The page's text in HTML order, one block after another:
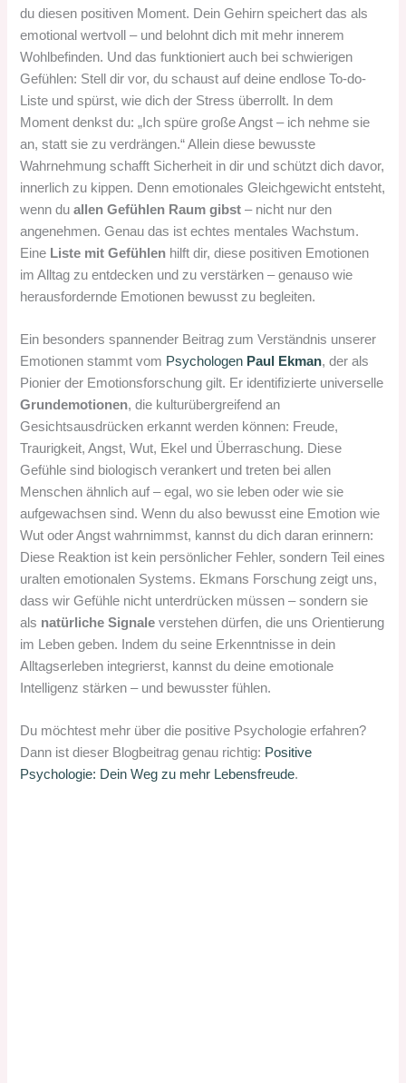
du diesen positiven Moment. Dein Gehirn speichert das als
emotional wertvoll – und belohnt dich mit mehr innerem
Wohlbefinden. Und das funktioniert auch bei schwierigen
Gefühlen: Stell dir vor, du schaust auf deine endlose To-do-
Liste und spürst, wie dich der Stress überrollt. In dem
Moment denkst du: „Ich spüre große Angst – ich nehme sie
an, statt sie zu verdrängen.“ Allein diese bewusste
Wahrnehmung schafft Sicherheit in dir und schützt dich davor,
innerlich zu kippen. Denn emotionales Gleichgewicht entsteht,
wenn duallen Gefühlen Raum gibst – nicht nur den
angenehmen. Genau das ist echtes mentales Wachstum.
Eine Liste mit Gefühlen hilft dir, diese positiven Emotionen
im Alltag zu entdecken und zu verstärken – genauso wie
herausfordernde Emotionen bewusst zu begleiten.
Ein besonders spannender Beitrag zum Verständnis unserer
Emotionen stammt vom Psychologen Paul Ekman, der als
Pionier der Emotionsforschung gilt. Er identifizierte universelle
Grundemotionen, die kulturübergreifend an
Gesichtsausdrücken erkannt werden können: Freude,
Traurigkeit, Angst, Wut, Ekel und Überraschung. Diese
Gefühle sind biologisch verankert und treten bei allen
Menschen ähnlich auf – egal, wo sie leben oder wie sie
aufgewachsen sind. Wenn du also bewusst eine Emotion wie
Wut oder Angst wahrnimmst, kannst du dich daran erinnern:
Diese Reaktion ist kein persönlicher Fehler, sondern Teil eines
uralten emotionalen Systems. Ekmans Forschung zeigt uns,
dass wir Gefühle nicht unterdrücken müssen – sondern sie
als natürliche Signale verstehen dürfen, die uns Orientierung
im Leben geben. Indem du seine Erkenntnisse in dein
Alltagserleben integrierst, kannst du deine emotionale
Intelligenz stärken – und bewusster fühlen.
Du möchtest mehr über die positive Psychologie erfahren?
Dann ist dieser Blogbeitrag genau richtig: Positive
Psychologie: Dein Weg zu mehr Lebensfreude.